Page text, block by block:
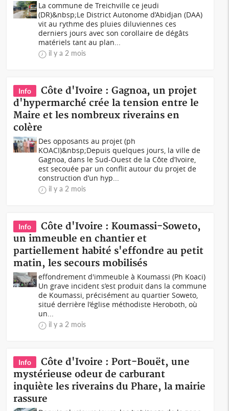
La commune de Treichville ce jeudi
(DR)&nbsp;Le District Autonome d’Abidjan (DAA)
vit au rythme des pluies diluviennes ces
derniers jours avec son corollaire de dégâts
matériels tant au plan...
il y a 2 mois
Info
Côte d'Ivoire : Gagnoa, un projet
d'hypermarché crée la tension entre le
Maire et les nombreux riverains en
colère
Des opposants au projet (ph
KOACI)&nbsp;Depuis quelques jours, la ville de
Gagnoa, dans le Sud-Ouest de la Côte d’Ivoire,
est secouée par un conflit autour du projet de
construction d’un hyp...
il y a 2 mois
Info
Côte d'Ivoire : Koumassi-Soweto,
un immeuble en chantier et
partiellement habité s'effondre au petit
matin, les secours mobilisés
effondrement d'immeuble à Koumassi (Ph Koaci)
Un grave incident s’est produit dans la commune
de Koumassi, précisément au quartier Soweto,
situé derrière l’église méthodiste Heroboth, où
un...
il y a 2 mois
Info
Côte d'Ivoire : Port-Bouët, une
mystérieuse odeur de carburant
inquiète les riverains du Phare, la mairie
rassure